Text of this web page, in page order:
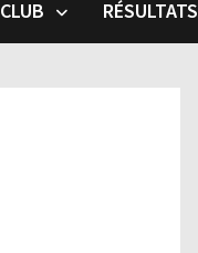
RÉSULTATS